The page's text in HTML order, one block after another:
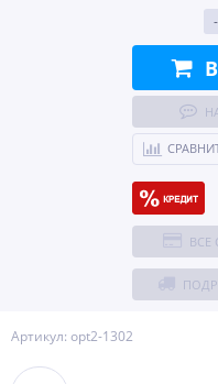
Артикул: opt2-1302
-
ВСЕ